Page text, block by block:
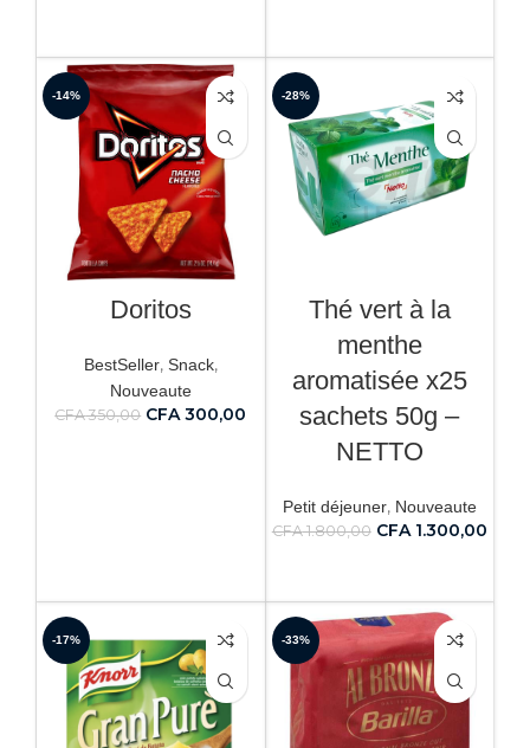
-14%
Doritos
BestSeller, Snack,
Nouveaute
CFA350,00 CFA300,00
-28%
Thé vert à la
menthe
aromatisée x25
sachets 50g –
NETTO
Petit déjeuner, Nouveaute
CFA1.800,00 CFA1.300,00
-17% -33%